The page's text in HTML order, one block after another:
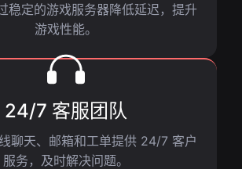
稳定的游戏服务器降低延迟，提升
游戏性能。
24/7 客服团队
聊天、邮箱和工单提供 24/7 客户
服务，及时解决问题。